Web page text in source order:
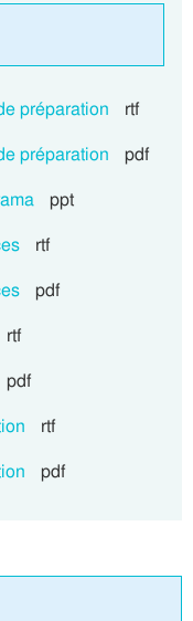
préparation
rtf
préparation
pdf
ppt
rtf
pdf
rtf
pdf
rtf
pdf